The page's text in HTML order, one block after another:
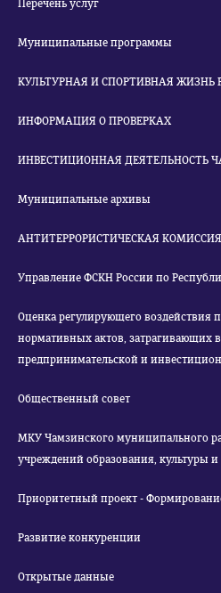
Перечень услуг
Муниципальные программы
КУЛЬТУРНАЯ И СПОРТИВНАЯ ЖИЗНЬ
ИНФОРМАЦИЯ О ПРОВЕРКАХ
ИНВЕСТИЦИОННАЯ ДЕЯТЕЛЬНОСТЬ
Муниципальные архивы
АНТИТЕРРОРИСТИЧЕСКАЯ КОМИССИЯ
Управление ФСКН России по
Оценка регулирующего воздействия
нормативных актов, затрагивающих
предпринимательской и
Общественный совет
МКУ Чамзинского муниципального
учреждений образования, культуры и
Приоритетный проект -
Развитие конкуренции
Открытые данные